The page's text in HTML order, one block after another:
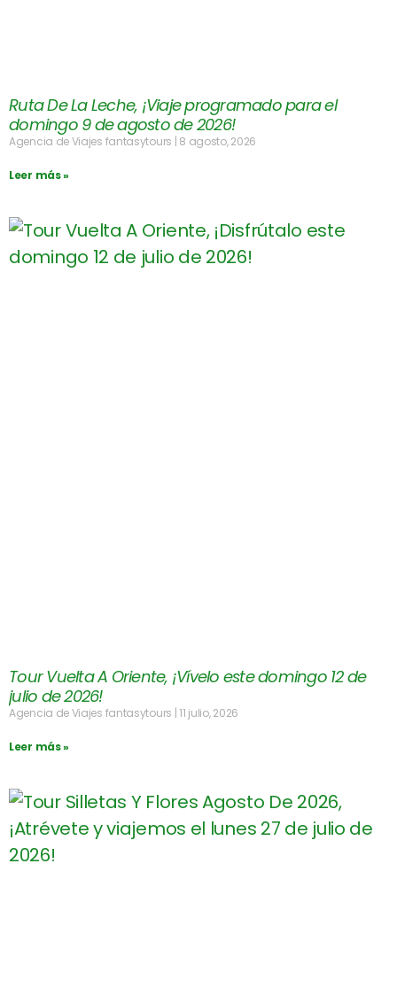
Ruta De La Leche, ¡Viaje programado para el
domingo 9 de agosto de 2026!
Agencia de Viajes fantasytours 8 agosto, 2026
Leer más »
Tour Vuelta A Oriente, ¡Vívelo este domingo 12 de
julio de 2026!
Agencia de Viajes fantasytours 11 julio, 2026
Leer más »